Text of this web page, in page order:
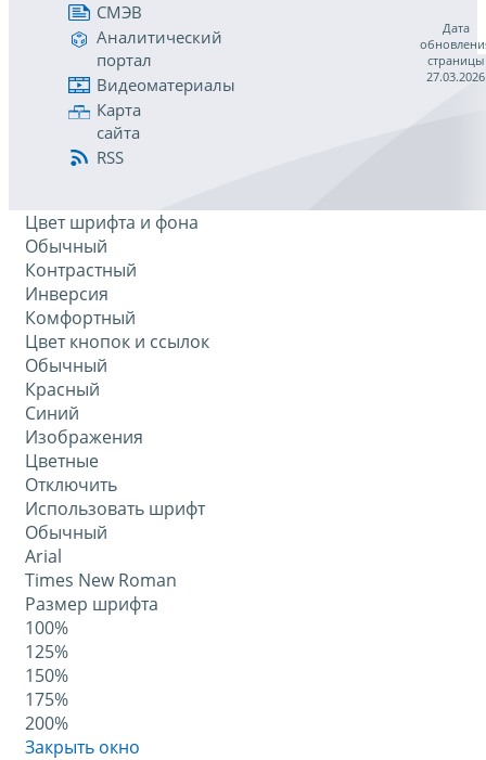
СМЭВ
Аналитический
портал
Видеоматериалы
Карта
сайта
RSS
Дата
страницы
27.03.2026
Цвет шрифта и фона
Обычный
Контрастный
Инверсия
Комфортный
Цвет кнопок и ссылок
Обычный
Красный
Синий
Изображения
Цветные
Отключить
Использовать шрифт
Обычный
Arial
Times New Roman
Размер шрифта
100%
125%
150%
175%
200%
Закрыть окно